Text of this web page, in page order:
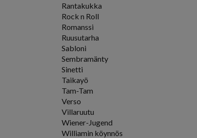
Rantakukka
Rock n Roll
Romanssi
Ruusutarha
Sabloni
Sembramänty
Sinetti
Taikayö
Tam-Tam
Verso
Villaruutu
Wiener-Jugend
Williamin köynnös